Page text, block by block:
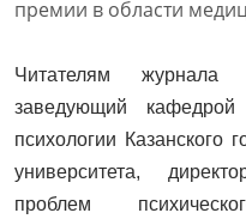
Читателям журнала
заведующий
психологии Казанского
университета,
проблем